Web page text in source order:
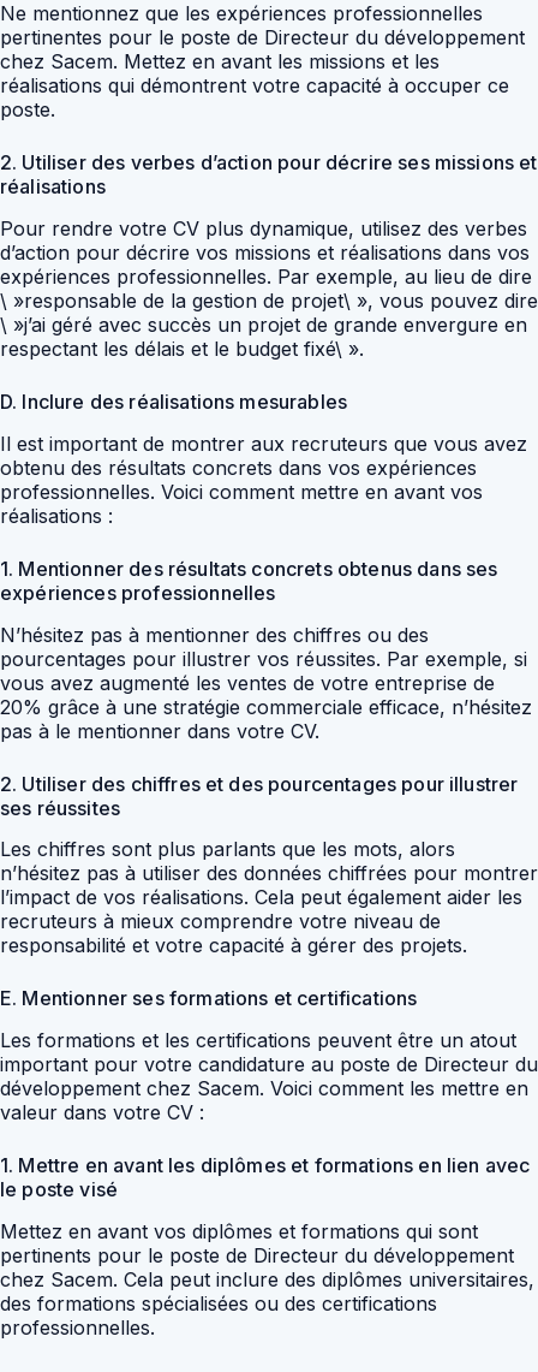
Ne mentionnez que les expériences professionnelles
pertinentes pour le poste de Directeur du développement
chez Sacem. Mettez en avant les missions et les
réalisations qui démontrent votre capacité à occuper ce
poste.
2. Utiliser des verbes d’action pour décrire ses missions et
réalisations
Pour rendre votre CV plus dynamique, utilisez des verbes
d’action pour décrire vos missions et réalisations dans vos
expériences professionnelles. Par exemple, au lieu de dire
\ »responsable de la gestion de projet\ », vous pouvez dire
\ »j’ai géré avec succès un projet de grande envergure en
respectant les délais et le budget fixé\ ».
D. Inclure des réalisations mesurables
Il est important de montrer aux recruteurs que vous avez
obtenu des résultats concrets dans vos expériences
professionnelles. Voici comment mettre en avant vos
réalisations :
1. Mentionner des résultats concrets obtenus dans ses
expériences professionnelles
N’hésitez pas à mentionner des chiffres ou des
pourcentages pour illustrer vos réussites. Par exemple, si
vous avez augmenté les ventes de votre entreprise de
20% grâce à une stratégie commerciale efficace, n’hésitez
pas à le mentionner dans votre CV.
2. Utiliser des chiffres et des pourcentages pour illustrer
ses réussites
Les chiffres sont plus parlants que les mots, alors
n’hésitez pas à utiliser des données chiffrées pour montrer
l’impact de vos réalisations. Cela peut également aider les
recruteurs à mieux comprendre votre niveau de
responsabilité et votre capacité à gérer des projets.
E. Mentionner ses formations et certifications
Les formations et les certifications peuvent être un atout
important pour votre candidature au poste de Directeur du
développement chez Sacem. Voici comment les mettre en
valeur dans votre CV :
1. Mettre en avant les diplômes et formations en lien avec
le poste visé
Mettez en avant vos diplômes et formations qui sont
pertinents pour le poste de Directeur du développement
chez Sacem. Cela peut inclure des diplômes universitaires,
des formations spécialisées ou des certifications
professionnelles.